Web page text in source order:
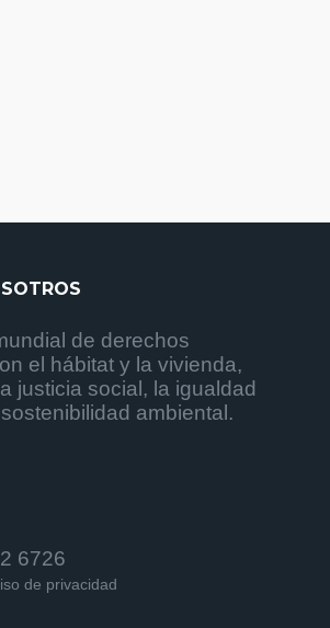
de derechos
el hábitat y la vivienda,
justicia social, la igualdad
ambiental.
6726
de privacidad